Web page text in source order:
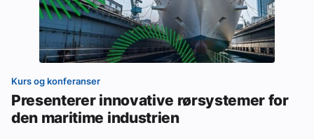
Kurs og konferanser
Presenterer innovative rørsystemer for
den maritime industrien